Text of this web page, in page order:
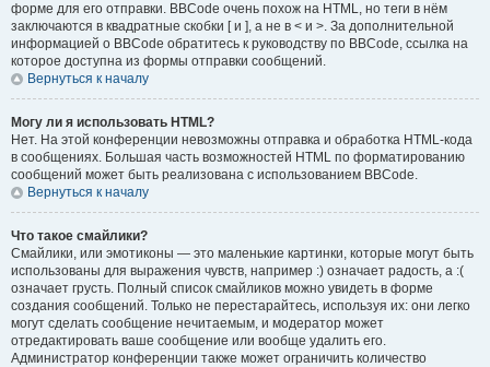
форме для его отправки. BBCode очень похож на HTML, но теги в нём
заключаются в квадратные скобки [ и ], а не в < и >. За дополнительной
информацией о BBCode обратитесь к руководству по BBCode, ссылка на
которое доступна из формы отправки сообщений.
Вернуться к началу
Могу ли я использовать HTML?
Нет. На этой конференции невозможны отправка и обработка HTML-кода
в сообщениях. Большая часть возможностей HTML по форматированию
сообщений может быть реализована с использованием BBCode.
Вернуться к началу
Что такое смайлики?
Смайлики, или эмотиконы — это маленькие картинки, которые могут быть
использованы для выражения чувств, например :) означает радость, а :(
означает грусть. Полный список смайликов можно увидеть в форме
создания сообщений. Только не перестарайтесь, используя их: они легко
могут сделать сообщение нечитаемым, и модератор может
отредактировать ваше сообщение или вообще удалить его.
Администратор конференции также может ограничить количество